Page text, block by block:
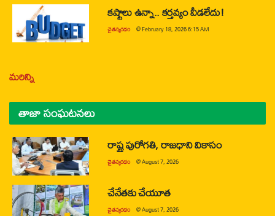
కష్టాలు ఉన్నా.. కర్తవ్యం వీడలేదు!
చైతన్యరధం @February 18, 2026 6:15 AM
మరిన్ని
తాజా సంఘటనలు
రాష్ట్ర పురోగతి, రాజధాని వికాసం
చైతన్యరధం @August 7, 2026
చేనేతకు చేయూత
చైతన్యరధం @August 7, 2026